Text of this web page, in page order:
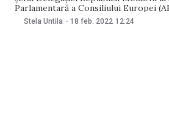
Parlamentară a Consiliului Europei
persoanele care au votat împoriva a
menite să protejeze drepturile
Stela Untila - 18 feb. 2022 12:24